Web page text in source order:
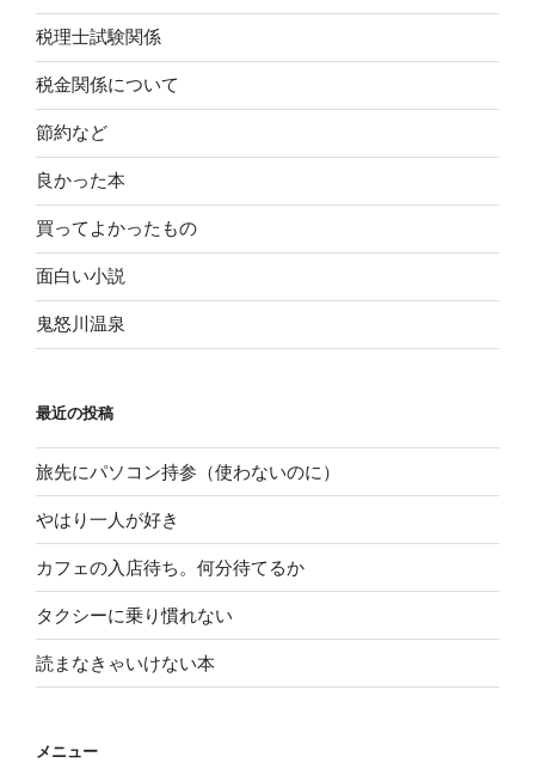
税理士試験関係
税金関係について
節約など
良かった本
買ってよかったもの
面白い小説
鬼怒川温泉
最近の投稿
旅先にパソコン持参（使わないのに）
やはり一人が好き
カフェの入店待ち。何分待てるか
タクシーに乗り慣れない
読まなきゃいけない本
メニュー